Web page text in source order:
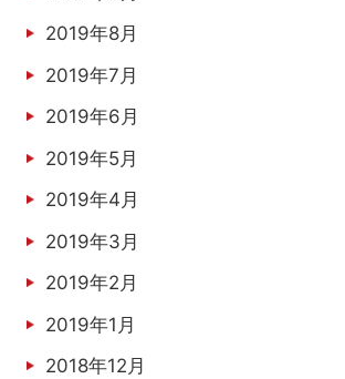
2019年8月
2019年7月
2019年6月
2019年5月
2019年4月
2019年3月
2019年2月
2019年1月
2018年12月